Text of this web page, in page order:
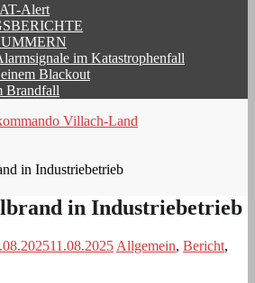
Alert
im Katastrophenfall
Blackout
Brandfall
Villach-Land
in Industriebetrieb
in Industriebetrieb
11.08.2025 Allgemein, Bericht,